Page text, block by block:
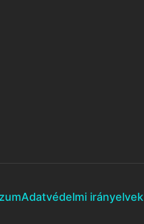
Adatvédelmi irányelvek